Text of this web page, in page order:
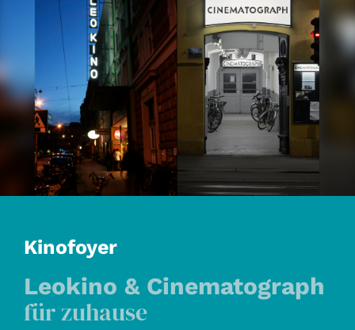
Kinofoyer
Leokino & Cinematograph
für zuhause